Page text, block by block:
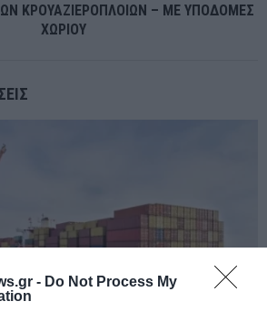
- Do Not Process My
ΚΡΟΥΑΖΙΕΡΟΠΛΟΙΩΝ – ΜΕ ΥΠΟΔΟΜΕΣ
ΧΩΡΙΟΥ